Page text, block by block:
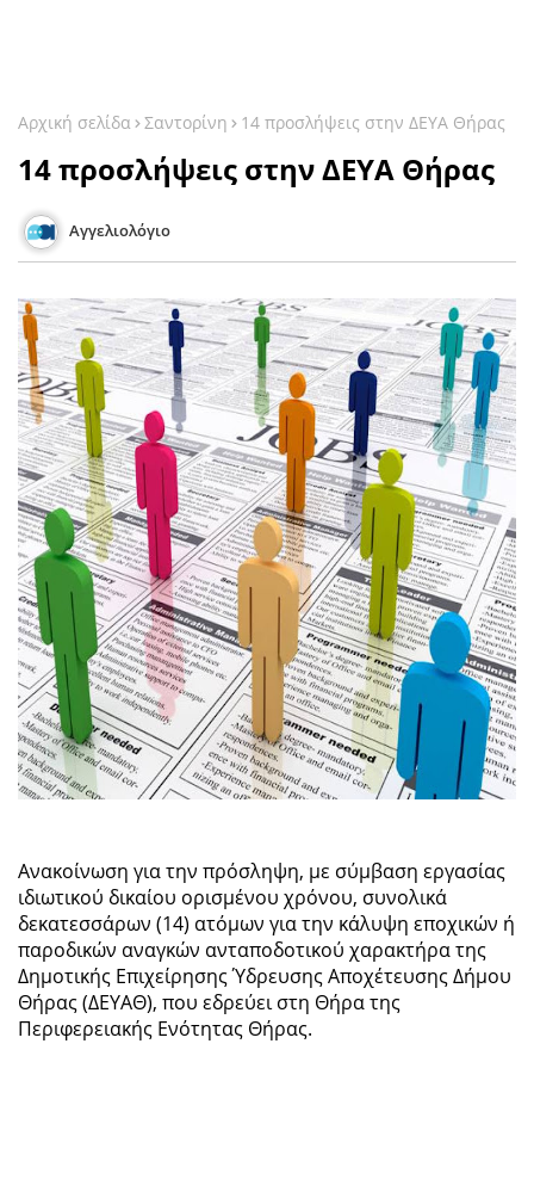
Αρχική σελίδα Σαντορίνη 14 προσλήψεις στην ΔΕΥΑ Θήρας
14 προσλήψεις στην ΔΕΥΑ Θήρας
Αγγελιολόγιο
Ανακοίνωση για την πρόσληψη, με σύμβαση εργασίας
ιδιωτικού δικαίου ορισμένου χρόνου, συνολικά
δεκατεσσάρων (14) ατόμων για την κάλυψη εποχικών ή
παροδικών αναγκών ανταποδοτικού χαρακτήρα της
Δημοτικής Επιχείρησης Ύδρευσης Αποχέτευσης Δήμου
Θήρας (ΔΕΥΑΘ), που εδρεύει στη Θήρα της
Περιφερειακής Ενότητας Θήρας.